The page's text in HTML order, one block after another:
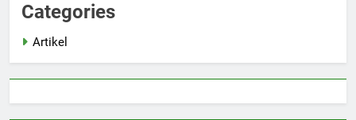
Categories
Artikel